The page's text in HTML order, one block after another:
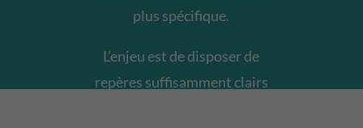
plus spécifique.
L’enjeu est de disposer de
repères suffisamment clairs